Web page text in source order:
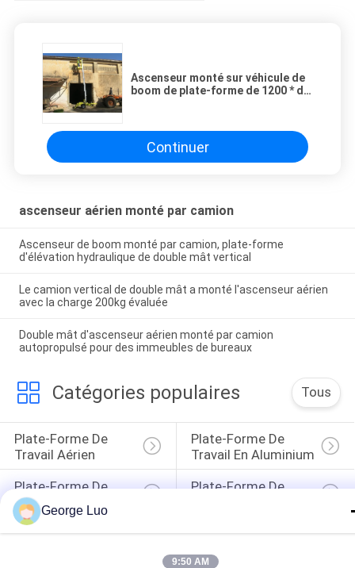
Ascenseur monté sur véhicule de
boom de plate-forme de 1200 * de
Continuer
ascenseur aérien monté par camion
Ascenseur de boom monté par camion, plate-forme
d'élévation hydraulique de double mât vertical
Le camion vertical de double mât a monté l'ascenseur aérien
avec la charge 200kg évaluée
Double mât d'ascenseur aérien monté par camion
autopropulsé pour des immeubles de bureaux
Catégories populaires Tous
Plate-Forme De
Travail Aérien
Plate-Forme De
Travail En Aluminium
Plate-Forme De
Travail De Élévation
Mobile
Plate-Forme De
Ascenseur Vertical
Ascenseur Aérien
George Luo
9:50 AM